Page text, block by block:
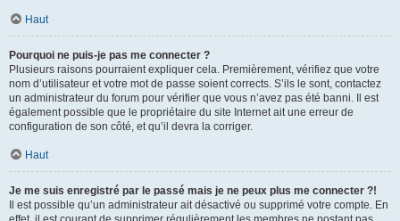
Haut
Pourquoi ne puis-je pas me connecter ?
Plusieurs raisons pourraient expliquer cela. Premièrement, vérifiez que votre
nom d’utilisateur et votre mot de passe soient corrects. S’ils le sont, contactez
un administrateur du forum pour vérifier que vous n’avez pas été banni. Il est
également possible que le propriétaire du site Internet ait une erreur de
configuration de son côté, et qu’il devra la corriger.
Haut
Je me suis enregistré par le passé mais je ne peux plus me connecter ?!
Il est possible qu’un administrateur ait désactivé ou supprimé votre compte. En